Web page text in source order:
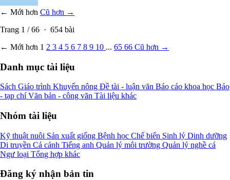
← Mới hơn Cũ hơn →
Trang 1 /66 · 654 bài
← Mới hơn 1 2 3 4 5 6 7 8 9 10 ... 65 66 Cũ hơn →
Danh mục tài liệu
Sách Giáo trình Khuyến nông Đề tài - luận văn Báo cáo khoa học Báo
- tạp chíVăn bản - công văn Tài liệu khác
Nhóm tài liệu
Kỹ thuật nuôi Sản xuất giống Bệnh học Chế biến Sinh lý Dinh dưỡng
Di truyền Cá cảnh Tiếng anh Quản lý môi trường Quản lý nghề cá
Ngư loại Tổng hợp khác
Đăng ký nhận bản tin